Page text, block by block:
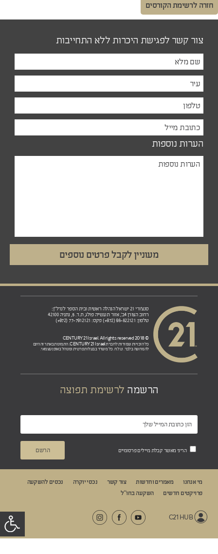
חזרה לרשימת הקורסים
צור קשר לפגישת היכרות ללא התחייבות
הערות נוספות
סנצ'ורי 21 ישראל הנהלה ראשית ובית הספר לנדל"ן:
רחוב הצורן 4ב', אזור תעשייה פולג, ת.ד. 5, נתניה 42100
טלפון: 98-822121 (972+) פקס: 77-7912121 (972+)
© 2018 CENTURY 21 Israel. All rights reserved
כל הזכויות שמורות לחברתCENTURY 21 Israel. התמונות באתר זה הינם
להמחשה בלבד. ט.ל.ח. כל משרד בבעלות פרטית ומנוהל באופן עצמאי.
הרשמה לרשימת תפוצה
הריני מאשר קבלת מיילים פרסומיים
מי אנחנו מאמרים וחדשות צור קשר נכסי יוקרה
נכסים להשקעה
פרויקטים חדשים
השקעה בחו“ל
C21 HUB